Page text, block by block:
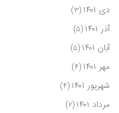
دی ۱۴۰۱ (۳)
آذر ۱۴۰۱ (۵)
آبان ۱۴۰۱ (۵)
مهر ۱۴۰۱ (۴)
شهریور ۱۴۰۱ (۴)
مرداد ۱۴۰۱ (۲)